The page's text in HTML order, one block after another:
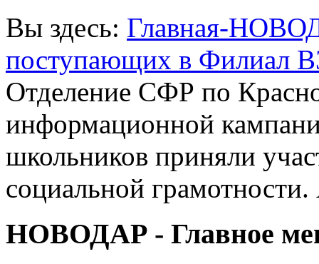
Вы здесь: Главная-
поступающих в Филиал
Отделение СФР по
информационной
школьников приняли
социальной
НОВОДАР - Главное